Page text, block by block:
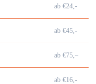
ab €24,-
ab €45,-
ab €75,–
ab €16,-